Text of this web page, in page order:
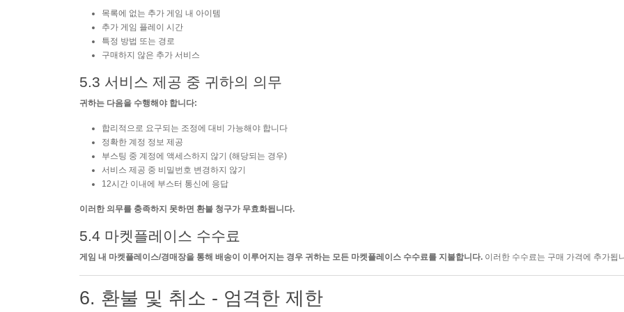
목록에 없는 추가 게임 내 아이템
추가 게임 플레이 시간
특정 방법 또는 경로
구매하지 않은 추가 서비스
5.3 서비스 제공 중 귀하의 의무
귀하는 다음을 수행해야 합니다:
합리적으로 요구되는 조정에 대비 가능해야 합니다
정확한 계정 정보 제공
부스팅 중 계정에 액세스하지 않기 (해당되는 경우)
서비스 제공 중 비밀번호 변경하지 않기
12시간 이내에 부스터 통신에 응답
이러한 의무를 충족하지 못하면 환불 청구가 무효화됩니다.
5.4 마켓플레이스 수수료
게임 내 마켓플레이스/경매장을 통해 배송이 이루어지는 경우 귀하는 모든 마켓플레이스 수수료를 지불합니다. 이러한 수수료는 구매 가격에 추가됩
6. 환불 및 취소 - 엄격한 제한